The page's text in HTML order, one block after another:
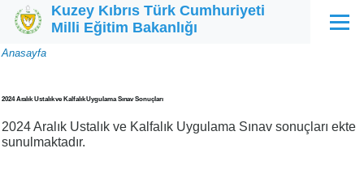
Ana içeriğe atla
Kuzey Kıbrıs Türk Cumhuriyeti
Milli Eğitim Bakanlığı
Menü
Sayfa
Anasayfa
2024 Aralık Ustalık ve Kalfalık Uygulama Sınav Sonuçları
2024 Aralık Ustalık ve Kalfalık Uygulama Sınav sonuçları ekte
sunulmaktadır.